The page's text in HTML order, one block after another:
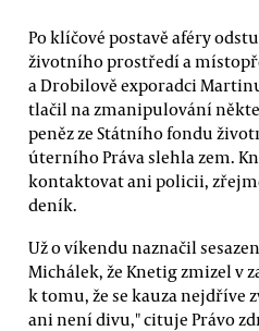
Po klíčové postavě aféry
životního prostředí a
a Drobilově exporadci
tlačil na zmanipulování
peněz ze Státního fondu
úterního Práva slehla zem.
kontaktovat ani policii,
deník.
Už o víkendu naznačil
Michálek, že Knetig zmizel v
k tomu, že se kauza nejdříve
ani není divu," cituje Právo